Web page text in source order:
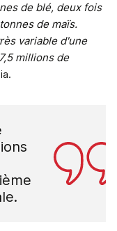
de blé, deux fois
de maïs.
variable d'une
millions de